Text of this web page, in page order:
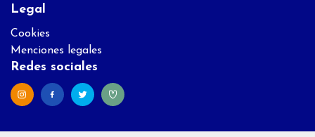
Legal
Cookies
Menciones legales
Redes sociales